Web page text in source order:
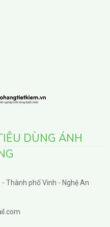
DÙNG ÁNH
Thành phố Vinh - Nghệ An